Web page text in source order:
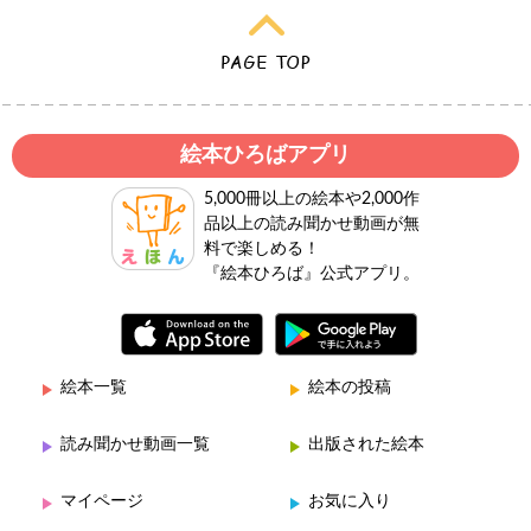
絵本ひろばアプリ
5,000冊以上の絵本や2,000作
品以上の読み聞かせ動画が無
料で楽しめる！
『絵本ひろば』公式アプリ。
絵本一覧 絵本の投稿
読み聞かせ動画一覧 出版された絵本
マイページ お気に入り